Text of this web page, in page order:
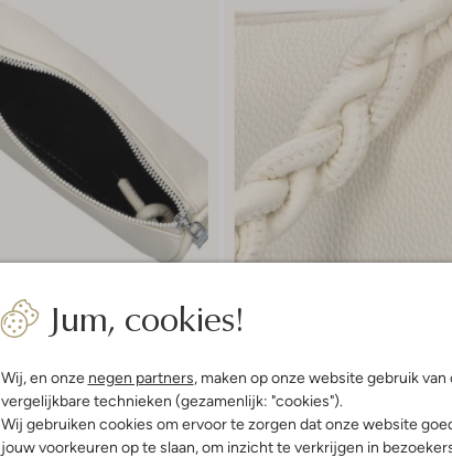
Jum, cookies!
Wij, en onze negen partners, maken op onze website gebruik van
vergelijkbare technieken (gezamenlijk: "cookies").
Wij gebruiken cookies om ervoor te zorgen dat onze website
jouw voorkeuren op te slaan, om inzicht te verkrijgen in
Product informatie
4/5